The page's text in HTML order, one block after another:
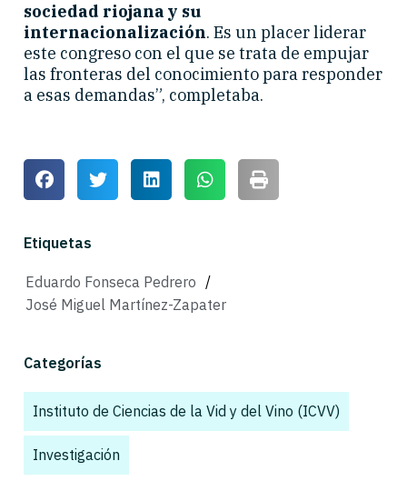
sociedad riojana y su
internacionalización. Es un placer liderar
este congreso con el que se trata de empujar
las fronteras del conocimiento para responder
a esas demandas”, completaba.
Etiquetas
Eduardo Fonseca Pedrero /
José Miguel Martínez-Zapater
Categorías
Instituto de Ciencias de la Vid y del Vino (ICVV)
Investigación